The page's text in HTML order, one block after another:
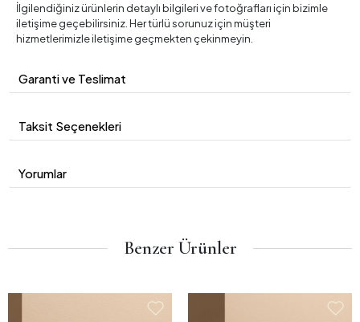
İlgilendiğiniz ürünlerin detaylı bilgileri ve fotoğrafları için bizimle
iletişime geçebilirsiniz. Her türlü sorunuz için müşteri
hizmetlerimizle iletişime geçmekten çekinmeyin.
Garanti ve Teslimat
Taksit Seçenekleri
Yorumlar
Benzer Ürünler